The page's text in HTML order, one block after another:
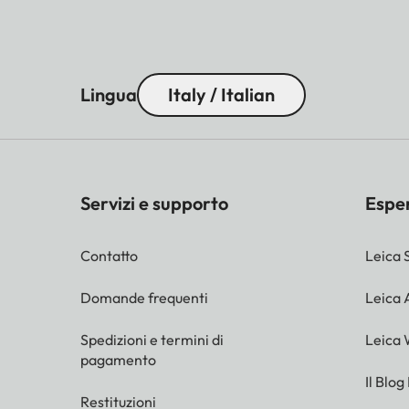
Lingua Italy / Italian
Servizi e supporto
Contatto
Domande frequenti
Spedizioni e termini di
pagamento
Restituzioni
Leica
Leica
Leica
Il Blog